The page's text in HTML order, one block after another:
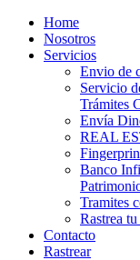
Home
Nosotros
Servicios
Envio de
Servicio
Trámites
Envía
REAL
Banco
Tramites
Rastrea
Contacto
Rastrear